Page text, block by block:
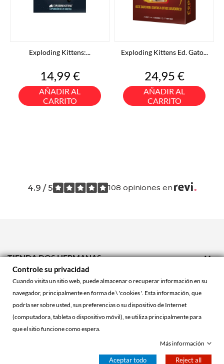
Exploding Kittens:...
Precio
14,99 €
AÑADIR AL
CARRITO
Exploding Kittens Ed. Gato...
Precio
24,95 €
AÑADIR AL
CARRITO
4.9 / 5 108 opiniones en
TIENDA DOS HERMANAS 
TIENDA ONLINE 
ACCOUNT
Controle su privacidad
Cuando visita un sitio web, puede almacenar o recuperar información en su
navegador, principalmente en forma de \ 'cookies '. Esta información, que
podría ser sobre usted, sus preferencias o su dispositivo de Internet
(computadora, tableta o dispositivo móvil), se utiliza principalmente para
que el sitio funcione como espera.
Más información
Aceptar todo Reject all